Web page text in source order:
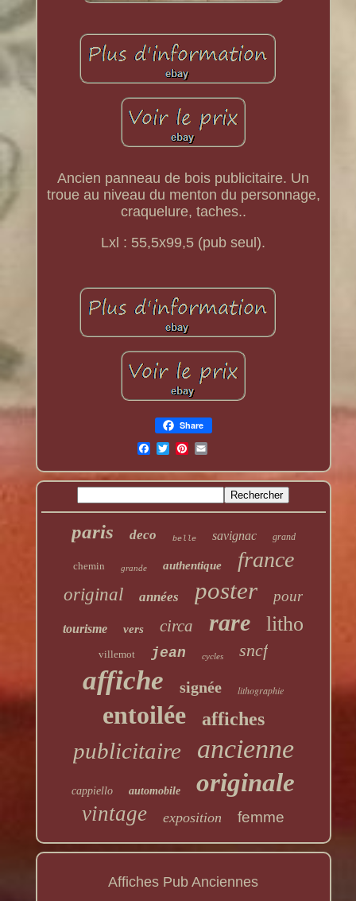
Ancien panneau de bois publicitaire. Un
troue au niveau du menton du personnage,
craquelure, taches..
Lxl : 55,5x99,5 (pub seul).
Share
paris deco belle savignac grand
chemin grande authentique france
original années poster pour
tourisme vers circa rare litho
villemot jean cycles sncf
affiche signée lithographie
entoilée affiches
publicitaire ancienne
cappiello automobile originale
vintage exposition femme
Affiches Pub Anciennes